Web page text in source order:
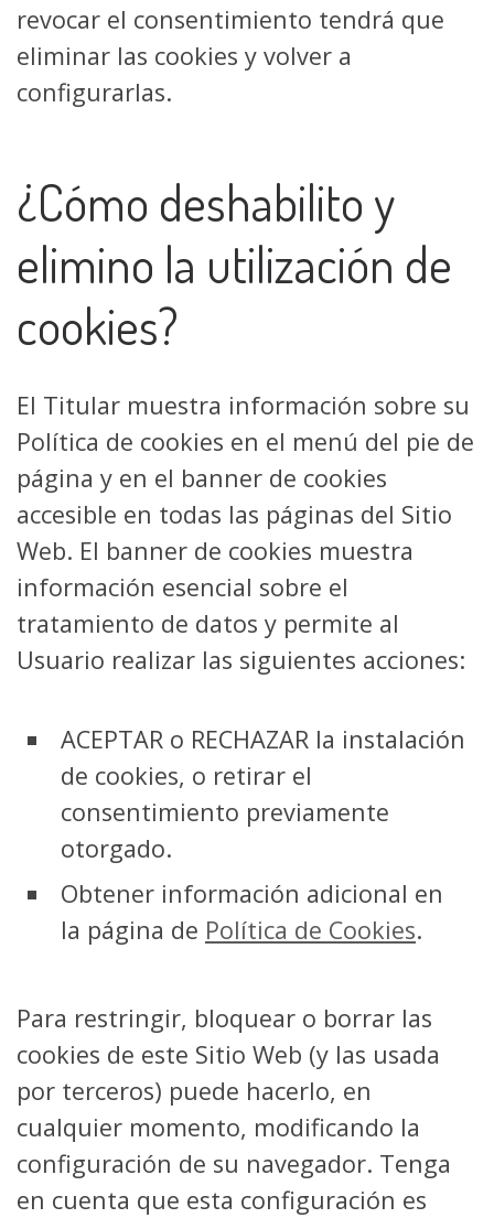
revocar el consentimiento tendrá que
eliminar las cookies y volver a
configurarlas.
¿Cómo deshabilito y
elimino la utilización de
cookies?
El Titular muestra información sobre su
Política de cookies en el menú del pie de
página y en el banner de cookies
accesible en todas las páginas del Sitio
Web. El banner de cookies muestra
información esencial sobre el
tratamiento de datos y permite al
Usuario realizar las siguientes acciones:
ACEPTAR o RECHAZAR la instalación
de cookies, o retirar el
consentimiento previamente
otorgado.
Obtener información adicional en
la página de Política de Cookies.
Para restringir, bloquear o borrar las
cookies de este Sitio Web (y las usada
por terceros) puede hacerlo, en
cualquier momento, modificando la
configuración de su navegador. Tenga
en cuenta que esta configuración es